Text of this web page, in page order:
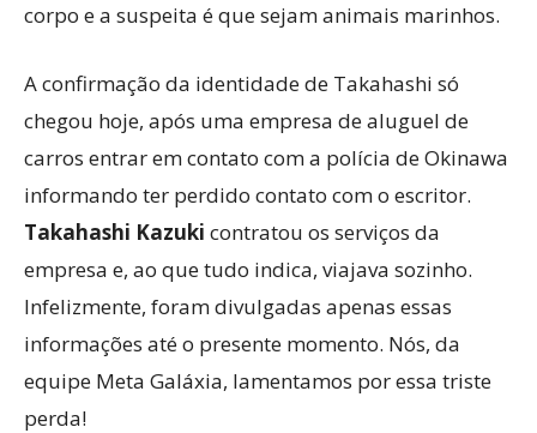
corpo e a suspeita é que sejam animais marinhos.
A confirmação da identidade de Takahashi só
chegou hoje, após uma empresa de aluguel de
carros entrar em contato com a polícia de Okinawa
informando ter perdido contato com o escritor.
Takahashi Kazuki contratou os serviços da
empresa e, ao que tudo indica, viajava sozinho.
Infelizmente, foram divulgadas apenas essas
informações até o presente momento. Nós, da
equipe Meta Galáxia, lamentamos por essa triste
perda!